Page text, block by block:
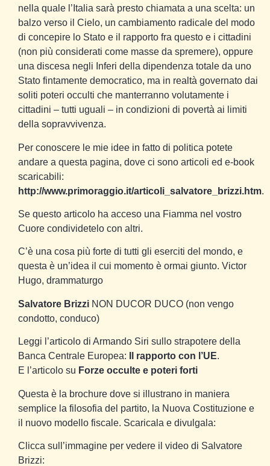
nella quale l’Italia sarà presto chiamata a una scelta: un
balzo verso il Cielo, un cambiamento radicale del modo
di concepire lo Stato e il rapporto fra questo e i cittadini
(non più considerati come masse da spremere), oppure
una discesa negli Inferi della dipendenza totale da uno
Stato fintamente democratico, ma in realtà governato dai
soliti poteri occulti che manterranno volutamente i
cittadini – tutti uguali – in condizioni di povertà ai limiti
della sopravvivenza.
Per conoscere le mie idee in fatto di politica potete
andare a questa pagina, dove ci sono articoli ed e-book
scaricabili:
http://www.primoraggio.it/articoli_salvatore_brizzi.htm.
Se questo articolo ha acceso una Fiamma nel vostro
Cuore condividetelo con altri.
C’è una cosa più forte di tutti gli eserciti del mondo, e
questa è un’idea il cui momento è ormai giunto. Victor
Hugo, drammaturgo
Salvatore Brizzi NON DUCOR DUCO (non vengo
condotto, conduco)
Leggi l’articolo di Armando Siri sullo strapotere della
Banca Centrale Europea:
Il rapporto con l’UE.
E l’articolo su Forze occulte e poteri forti
Questa è la brochure dove si illustrano in maniera
semplice la filosofia del partito, la Nuova Costituzione e
il nuovo modello fiscale. Scaricala e divulgala:
Clicca sull’immagine per vedere il video di Salvatore
Brizzi: